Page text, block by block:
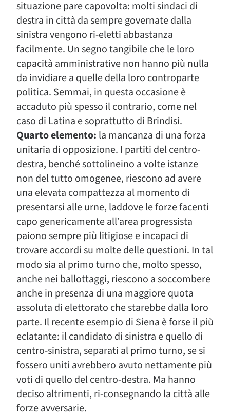
situazione pare capovolta: molti sindaci di
destra in città da sempre governate dalla
sinistra vengono ri-eletti abbastanza
facilmente. Un segno tangibile che le loro
capacità amministrative non hanno più nulla
da invidiare a quelle della loro controparte
politica. Semmai, in questa occasione è
accaduto più spesso il contrario, come nel
caso di Latina e soprattutto di Brindisi.
Quarto elemento: la mancanza di una forza
unitaria di opposizione. I partiti del centro-
destra, benché sottolineino a volte istanze
non del tutto omogenee, riescono ad avere
una elevata compattezza al momento di
presentarsi alle urne, laddove le forze facenti
capo genericamente all’area progressista
paiono sempre più litigiose e incapaci di
trovare accordi su molte delle questioni. In tal
modo sia al primo turno che, molto spesso,
anche nei ballottaggi, riescono a soccombere
anche in presenza di una maggiore quota
assoluta di elettorato che starebbe dalla loro
parte. Il recente esempio di Siena è forse il più
eclatante: il candidato di sinistra e quello di
centro-sinistra, separati al primo turno, se si
fossero uniti avrebbero avuto nettamente più
voti di quello del centro-destra. Ma hanno
deciso altrimenti, ri-consegnando la città alle
forze avversarie.